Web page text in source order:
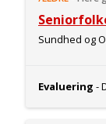
Sundhed og
Evaluering -